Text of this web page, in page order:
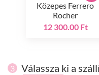
Közepes Ferrero
Rocher
12 300.00 Ft
3 Válassza ki a